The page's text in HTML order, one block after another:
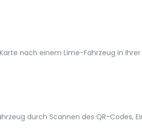
nach einem Lime-Fahrzeug in
durch Scannen des QR-